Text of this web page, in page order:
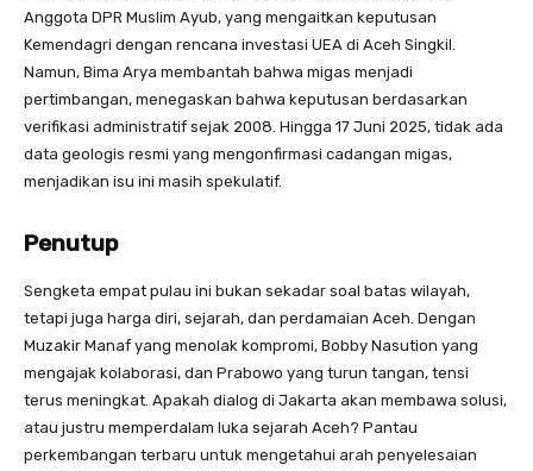
Anggota DPR Muslim Ayub, yang mengaitkan keputusan
Kemendagri dengan rencana investasi UEA di Aceh Singkil.
Namun, Bima Arya membantah bahwa migas menjadi
pertimbangan, menegaskan bahwa keputusan berdasarkan
verifikasi administratif sejak 2008. Hingga 17 Juni 2025, tidak ada
data geologis resmi yang mengonfirmasi cadangan migas,
menjadikan isu ini masih spekulatif.
Penutup
Sengketa empat pulau ini bukan sekadar soal batas wilayah,
tetapi juga harga diri, sejarah, dan perdamaian Aceh. Dengan
Muzakir Manaf yang menolak kompromi, Bobby Nasution yang
mengajak kolaborasi, dan Prabowo yang turun tangan, tensi
terus meningkat. Apakah dialog di Jakarta akan membawa solusi,
atau justru memperdalam luka sejarah Aceh? Pantau
perkembangan terbaru untuk mengetahui arah penyelesaian